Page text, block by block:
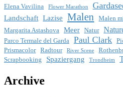
Elena Vavilina
Flower Marathon
Landschaft Lazise Malen
Malen
Margarita Astashova Meer Natur
Parco Termale del Garda Paul Clark
Prismacolor Radtour River Scene
Scrapbooking
Spaziergang Trondheim
Archive